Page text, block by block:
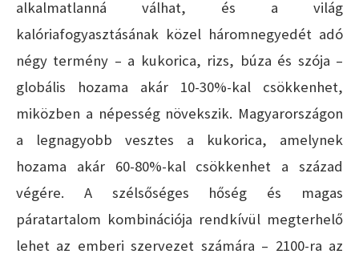
alkalmatlanná válhat, és a világ
kalóriafogyasztásának közel háromnegyedét adó
négy termény – a kukorica, rizs, búza és szója –
globális hozama akár 10-30%-kal csökkenhet,
miközben a népesség növekszik. Magyarországon
a legnagyobb vesztes a kukorica, amelynek
hozama akár 60-80%-kal csökkenhet a század
végére. A szélsőséges hőség és magas
páratartalom kombinációja rendkívül megterhelő
lehet az emberi szervezet számára – 2100-ra az